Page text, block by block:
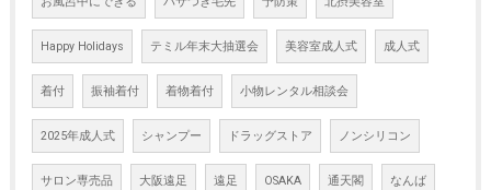
Happy Holidays テミル年末大抽選会 美容室成人式 成人式
着付 振袖着付 着物着付 小物レンタル相談会
2025年成人式 シャンプー ドラッグストア ノンシリコン
サロン専売品 大阪遠足 遠足 OSAKA 通天閣 なんば